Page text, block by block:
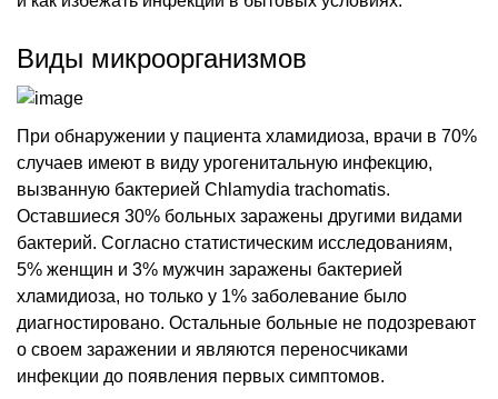
Виды микроорганизмов
При обнаружении у пациента хламидиоза, врачи в 70%
случаев имеют в виду урогенитальную инфекцию,
вызванную бактерией Chlamydia trachomatis.
Оставшиеся 30% больных заражены другими видами
бактерий. Согласно статистическим исследованиям,
5% женщин и 3% мужчин заражены бактерией
хламидиоза, но только у 1% заболевание было
диагностировано. Остальные больные не подозревают
о своем заражении и являются переносчиками
инфекции до появления первых симптомов.